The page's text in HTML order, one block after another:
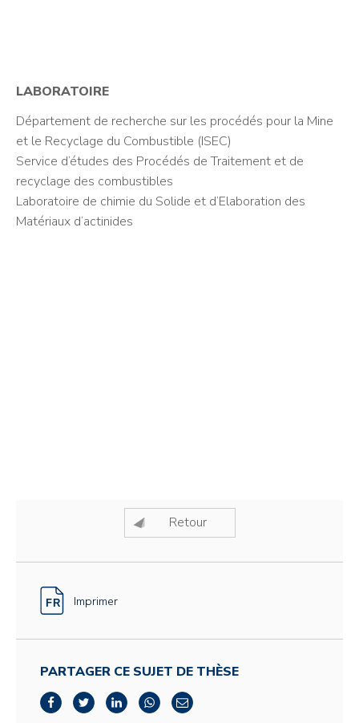
LABORATOIRE
Département de recherche sur les procédés pour la Mine
et le Recyclage du Combustible (ISEC)
Service d’études des Procédés de Traitement et de
recyclage des combustibles
Laboratoire de chimie du Solide et d’Elaboration des
Matériaux d’actinides
Retour
Imprimer
PARTAGER CE SUJET DE THÈSE